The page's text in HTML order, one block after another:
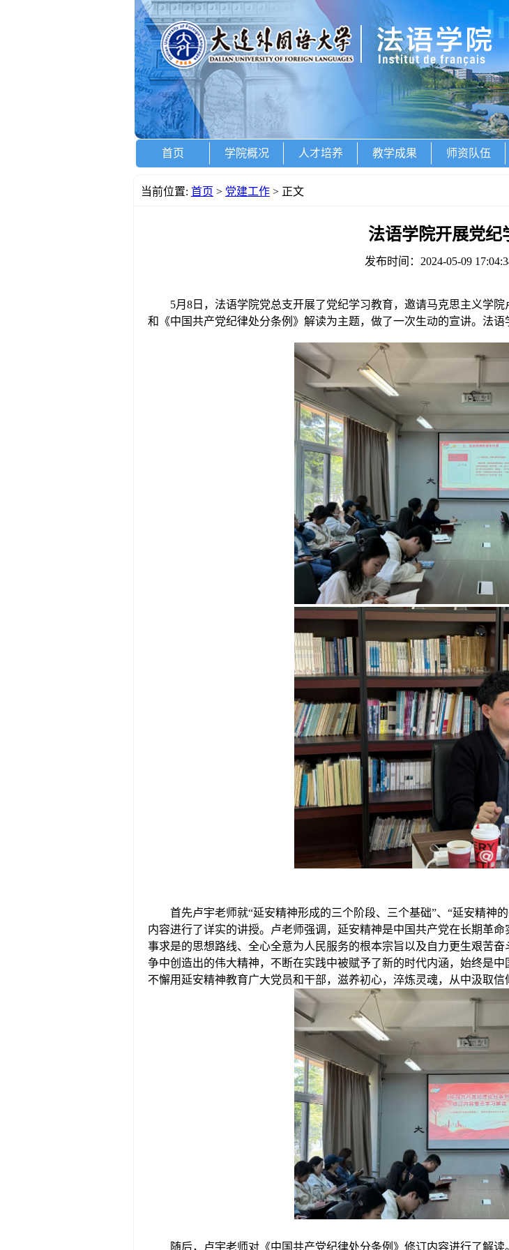
首页 学院概况 人才培养 教学成果 师资队伍
当前位置: 首页 > 党建工作 > 正文
法语学院开展党纪
发布时间：2024-05-09
5月8日，法语学院党总支开展了党纪学习教育， 邀请马克思主义学院
和《中国共产党纪律处分条例》解读为主题，做了一次生动的宣讲。法
首先卢宇老师就“延安精神形成的三个阶段、三个基础”、 “延安精神
内容进行了详实的讲授。 卢老师强调 ， 延安精神是中国共产党在长期革
事求是的思想路线、全心全意为人民服务的根本宗旨以及自力更生艰苦
争中创造出的伟大精神，不断在实践中被赋予了新的时代内涵，始终是中
不懈用延安精神教育广大党员和干部，滋养初心，淬炼灵魂，从中汲取信
随后， 卢宇老师对 《中国共产党纪律处分条例》 修订内容进行了解读